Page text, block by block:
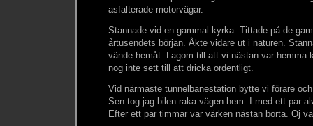
asfalterade motorvägar.
Stannade vid en gammal kyrka. Tittade på de
årtusendets början. Åkte vidare ut i naturen.
vände hemåt. Lagom till att vi nästan var hemma
nog inte sett till att dricka ordentligt.
Vid närmaste tunnelbanestation bytte vi förare
Sen tog jag bilen raka vägen hem. I med ett par
Efter ett par timmar var värken nästan borta. Oj